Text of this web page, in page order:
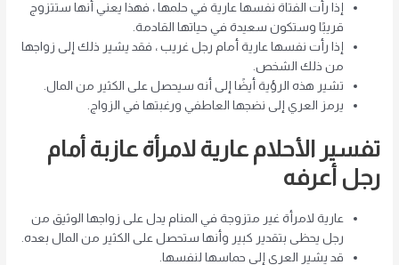
إذا رأت الفتاة نفسها عارية في حلمها ، فهذا يعني أنها ستتزوج
قريبًا وستكون سعيدة في حياتها القادمة.
إذا رأت نفسها عارية أمام رجل غريب ، فقد يشير ذلك إلى زواجها
من ذلك الشخص.
تشير هذه الرؤية أيضًا إلى أنه سيحصل على الكثير من المال.
يرمز العري إلى نضجها العاطفي ورغبتها في الزواج.
تفسير الأحلام عارية لامرأة عازبة أمام
رجل أعرفه
عارية لامرأة غير متزوجة في المنام يدل على زواجها الوثيق من
رجل يحظى بتقدير كبير وأنها ستحصل على الكثير من المال بعده.
قد يشير العري إلى حماسها لنفسها.